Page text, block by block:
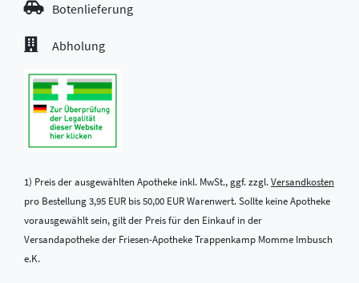
Botenlieferung
Abholung
1) Preis der ausgewählten Apotheke inkl. MwSt., ggf. zzgl.Versandkosten
pro Bestellung 3,95 EUR bis 50,00 EUR Warenwert. Sollte keine Apotheke
vorausgewählt sein, gilt der Preis für den Einkauf in der
Versandapotheke der Friesen-Apotheke Trappenkamp Momme Imbusch
e.K.